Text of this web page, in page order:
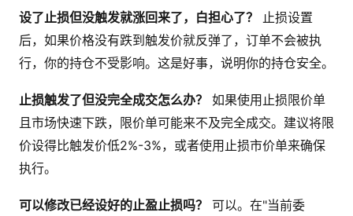
设了止损但没触发就涨回来了，白担心了？
止损设置
后，如果价格没有跌到触发价就反弹了，订单不会被执
行，你的持仓不受影响。这是好事，说明你的持仓安全。
止损触发了但没完全成交怎么办？
如果使用止损限价单
且市场快速下跌，限价单可能来不及完全成交。建议将限
价设得比触发价低2%-3%，或者使用止损市价单来确保
执行。
可以修改已经设好的止盈止损吗？
可以。在"当前委